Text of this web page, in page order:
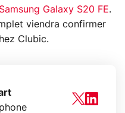
Samsung Galaxy S20 FE.
viendra confirmer
Clubic.